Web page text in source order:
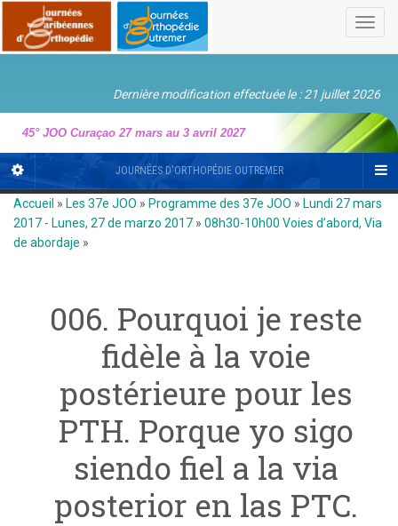
Dernière modification effectuée le : 21 juillet 2026
45° JOO Curaçao 27 mars au 3 avril 2027
JOURNÉES D'ORTHOPÉDIE OUTREMER
Accueil » Les 37e JOO » Programme des 37e JOO » Lundi 27 mars
2017 - Lunes, 27 de marzo 2017 » 08h30-10h00 Voies d’abord, Via
de abordaje »
006. Pourquoi je reste
fidèle à la voie
postérieure pour les
PTH. Porque yo sigo
siendo fiel a la via
posterior en las PTC.